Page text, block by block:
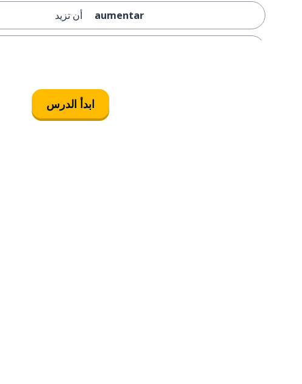
aumentar أن تزيد
el mercado سوق
ابدأ الدرس